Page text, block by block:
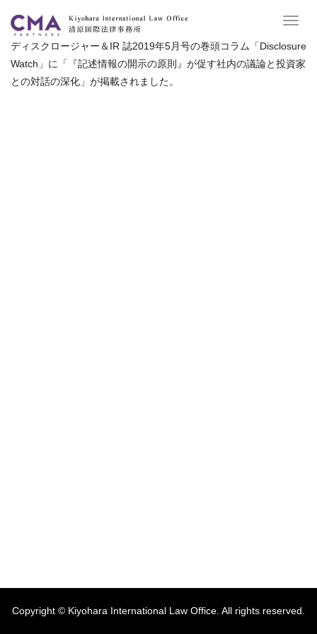
ディスクロージャー＆IR 誌2019年5月号の巻頭コラム「Disclosure
Watch」に「『記述情報の開示の原則』が促す社内の議論と投資家
との対話の深化」が掲載されました。
Copyright © Kiyohara International Law Office. All rights reserved.